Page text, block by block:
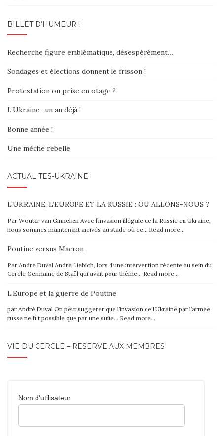
BILLET D’HUMEUR !
Recherche figure emblématique, désespérément…
Sondages et élections donnent le frisson !
Protestation ou prise en otage ?
L’Ukraine : un an déjà !
Bonne année !
Une mèche rebelle
ACTUALITÉS-UKRAINE
L’UKRAINE, L’EUROPE ET LA RUSSIE : OÙ ALLONS-NOUS ?
Par Wouter van Ginneken Avec l’invasion illégale de la Russie en Ukraine,
nous sommes maintenant arrivés au stade où ce… Read more…
Poutine versus Macron
Par André Duval André Liebich, lors d’une intervention récente au sein du
Cercle Germaine de Staël qui avait pour thème… Read more…
L’Europe et la guerre de Poutine
par André Duval On peut suggérer que l’invasion de l’Ukraine par l’armée
russe ne fut possible que par une suite… Read more…
VIE DU CERCLE – RÉSERVÉ AUX MEMBRES
Nom d'utilisateur